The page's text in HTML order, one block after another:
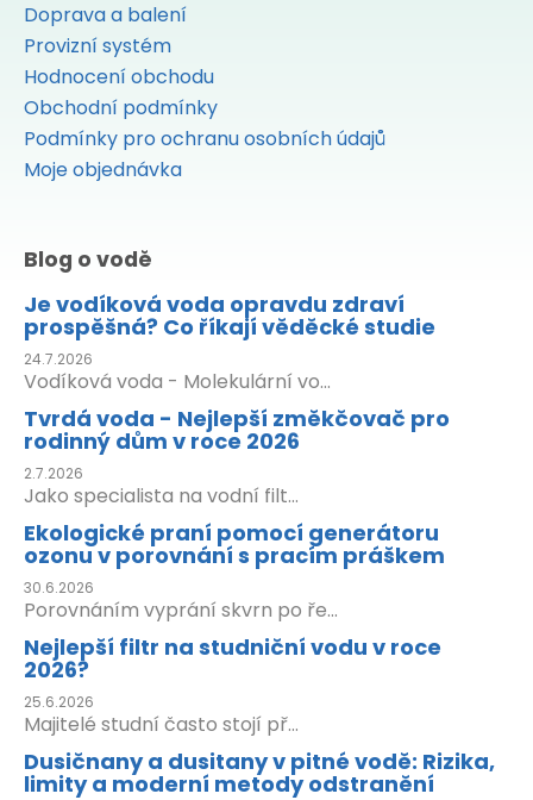
Doprava a balení
Provizní systém
Hodnocení obchodu
Obchodní podmínky
Podmínky pro ochranu osobních údajů
Moje objednávka
Blog o vodě
Je vodíková voda opravdu zdraví
prospěšná? Co říkají věděcké studie
24.7.2026
Vodíková voda - Molekulární vo...
Tvrdá voda - Nejlepší změkčovač pro
rodinný dům v roce 2026
2.7.2026
Jako specialista na vodní filt...
Ekologické praní pomocí generátoru
ozonu v porovnání s pracím práškem
30.6.2026
Porovnáním vyprání skvrn po ře...
Nejlepší filtr na studniční vodu v roce
2026?
25.6.2026
Majitelé studní často stojí př...
Dusičnany a dusitany v pitné vodě: Rizika,
limity a moderní metody odstranění